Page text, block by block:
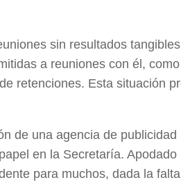
sin resultados
a reuniones con él,
retenciones. Esta situación
de una agencia de publicidad
en la Secretaría. Apodado
para muchos, dada la